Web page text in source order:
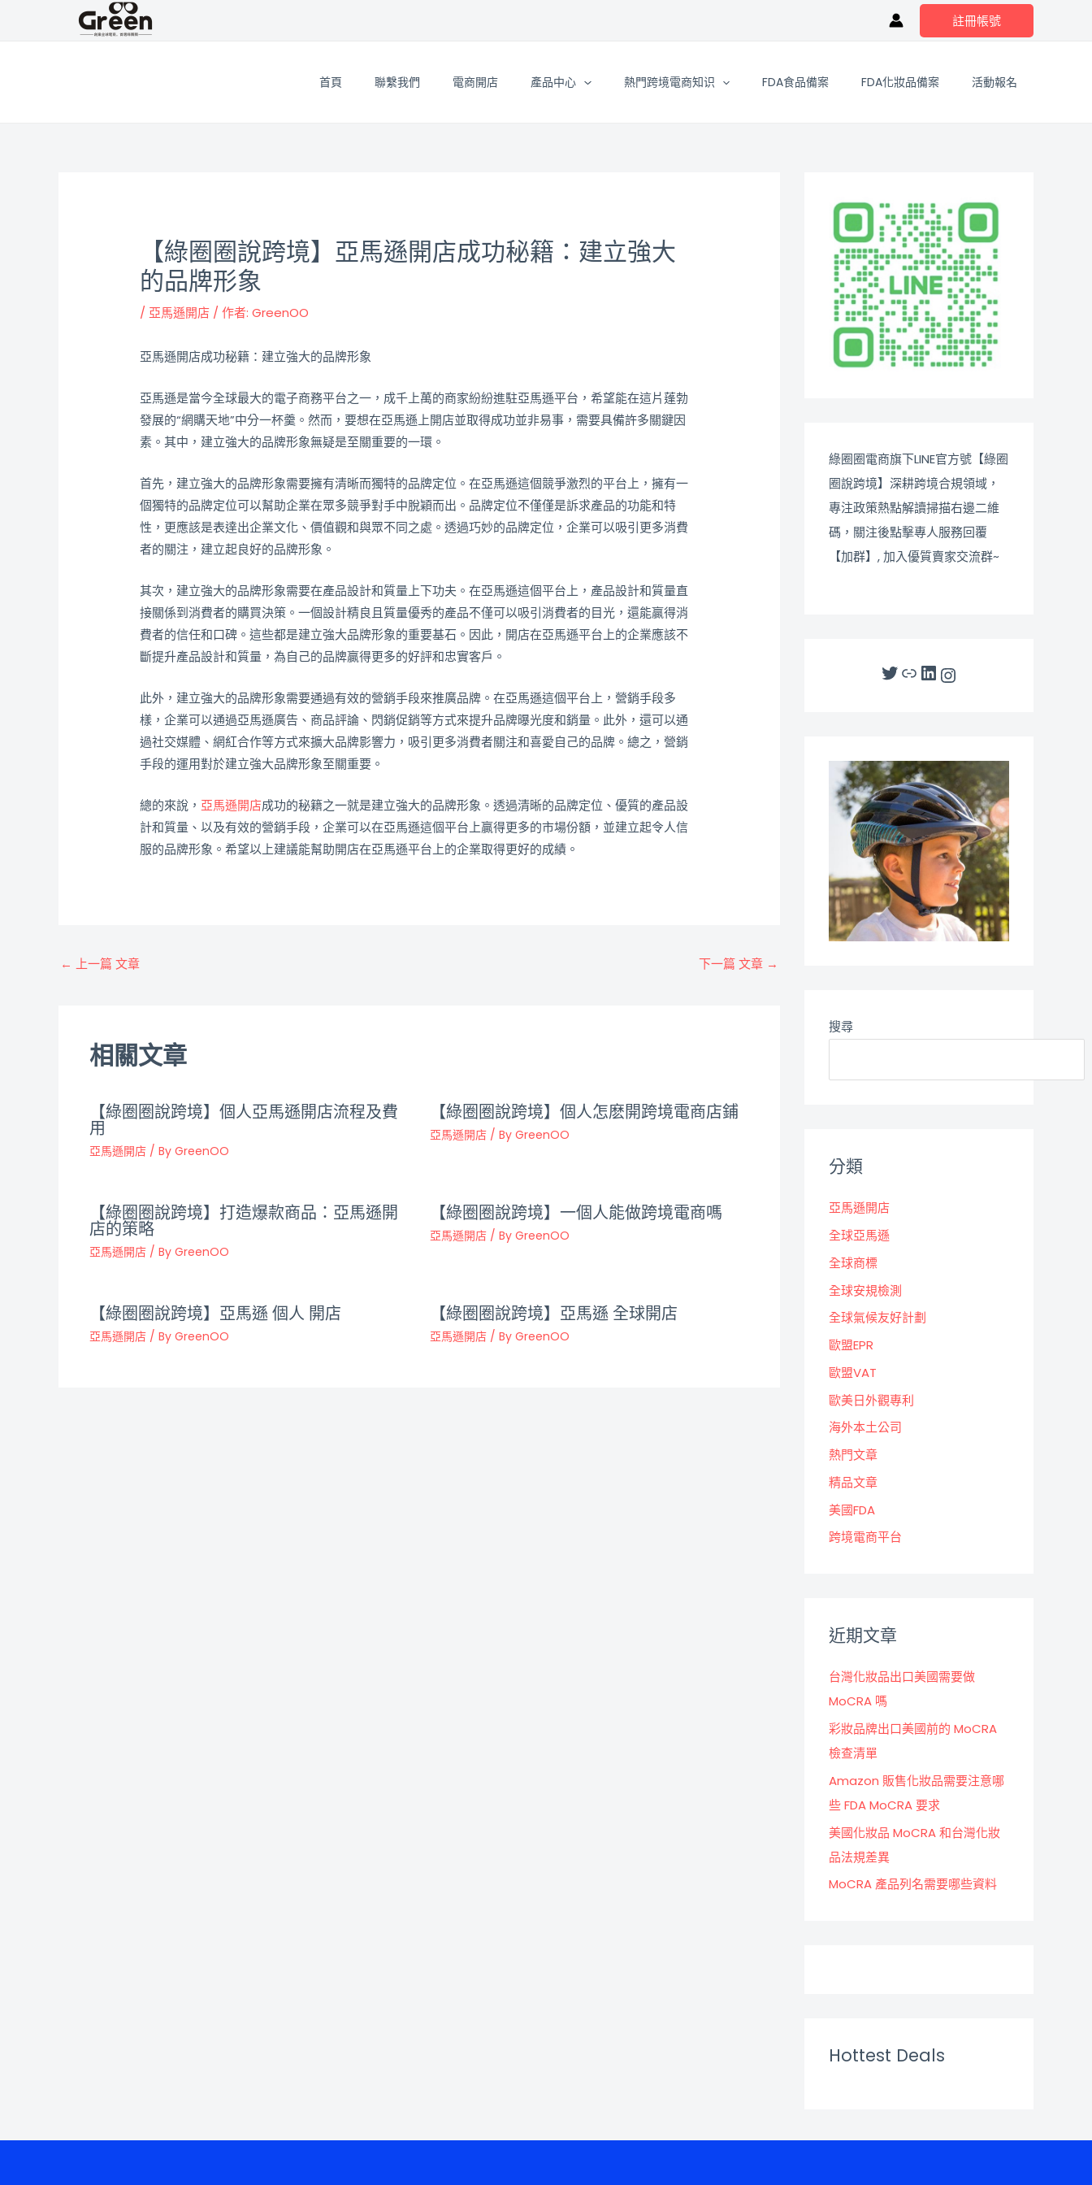
註冊帳號
首頁 聯繫我們 電商開店 產品中心 熱門跨境電商知识 FDA食品備案 FDA化妝品備案 活動報名
【綠圈圈說跨境】亞馬遜開店成功秘籍：建立強大
的品牌形象
/ 亞馬遜開店 / 作者:GreenOO
亞馬遜開店成功秘籍：建立強大的品牌形象
亞馬遜是當今全球最大的電子商務平台之一，成千上萬的商家紛紛進駐亞馬遜平台，希望能在這片蓬勃
發展的“網購天地”中分一杯羹。然而，要想在亞馬遜上開店並取得成功並非易事，需要具備許多關鍵因
素。其中，建立強大的品牌形象無疑是至關重要的一環。
首先，建立強大的品牌形象需要擁有清晰而獨特的品牌定位。在亞馬遜這個競爭激烈的平台上，擁有一
個獨特的品牌定位可以幫助企業在眾多競爭對手中脫穎而出。品牌定位不僅僅是訴求產品的功能和特
性，更應該是表達出企業文化、價值觀和與眾不同之處。透過巧妙的品牌定位，企業可以吸引更多消費
者的關注，建立起良好的品牌形象。
其次，建立強大的品牌形象需要在產品設計和質量上下功夫。在亞馬遜這個平台上，產品設計和質量直
接關係到消費者的購買決策。一個設計精良且質量優秀的產品不僅可以吸引消費者的目光，還能贏得消
費者的信任和口碑。這些都是建立強大品牌形象的重要基石。因此，開店在亞馬遜平台上的企業應該不
斷提升產品設計和質量，為自己的品牌贏得更多的好評和忠實客戶。
此外，建立強大的品牌形象需要通過有效的營銷手段來推廣品牌。在亞馬遜這個平台上，營銷手段多
樣，企業可以通過亞馬遜廣告、商品評論、閃銷促銷等方式來提升品牌曝光度和銷量。此外，還可以通
過社交媒體、網紅合作等方式來擴大品牌影響力，吸引更多消費者關注和喜愛自己的品牌。總之，營銷
手段的運用對於建立強大品牌形象至關重要。
總的來說， 亞馬遜開店成功的秘籍之一就是建立強大的品牌形象。透過清晰的品牌定位、優質的產品設
計和質量、以及有效的營銷手段，企業可以在亞馬遜這個平台上贏得更多的市場份額，並建立起令人信
服的品牌形象。希望以上建議能幫助開店在亞馬遜平台上的企業取得更好的成績。
← 上一篇 文章 下一篇 文章 →
相關文章
【綠圈圈說跨境】個人亞馬遜開店流程及費
用
亞馬遜開店/ By GreenOO
【綠圈圈說跨境】個人怎麽開跨境電商店鋪
亞馬遜開店/ By GreenOO
【綠圈圈說跨境】打造爆款商品：亞馬遜開
店的策略
亞馬遜開店/ By GreenOO
【綠圈圈說跨境】一個人能做跨境電商嗎
亞馬遜開店/ By GreenOO
【綠圈圈說跨境】亞馬遜 個人 開店
亞馬遜開店/ By GreenOO
【綠圈圈說跨境】亞馬遜 全球開店
亞馬遜開店/ By GreenOO
綠圈圈電商旗下LINE官方號【綠圈
圈說跨境】深耕跨境合規領域，
專注政策熱點解讀掃描右邊二維
碼，關注後點擊專人服務回覆
【加群】, 加入優質賣家交流群~
搜尋
分類
亞馬遜開店
全球亞馬遜
全球商標
全球安規檢測
全球氣候友好計劃
歐盟EPR
歐盟VAT
歐美日外觀專利
海外本土公司
熱門文章
精品文章
美國FDA
跨境電商平台
近期文章
台灣化妝品出口美國需要做
MoCRA 嗎
彩妝品牌出口美國前的 MoCRA
檢查清單
Amazon 販售化妝品需要注意哪
些 FDA MoCRA 要求
美國化妝品 MoCRA 和台灣化妝
品法規差異
MoCRA 產品列名需要哪些資料
Hottest Deals